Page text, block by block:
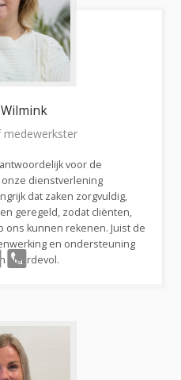
Wilmink
medewerkster
voor de
dienstverlening
dat zaken zorgvuldig,
geregeld, zodat cliënten,
ons kunnen rekenen. Juist de
en ondersteuning
waardevol.